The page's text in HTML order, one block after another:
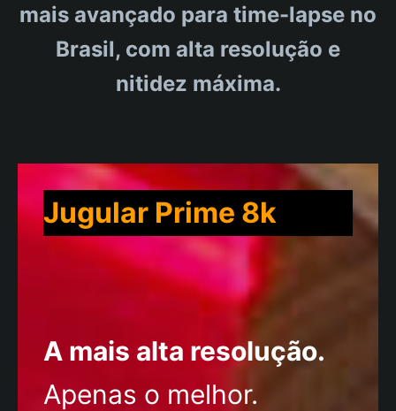
mais avançado para time-lapse no
Brasil, com alta resolução e
nitidez máxima.
Jugular Prime 8k
A mais alta resolução.
Apenas o melhor.